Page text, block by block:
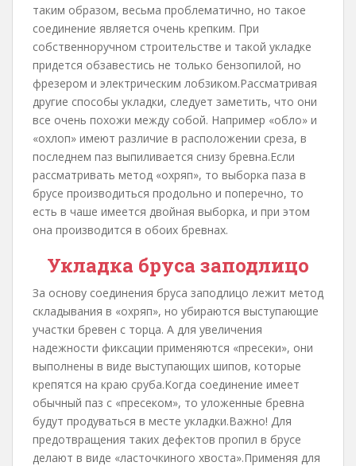
таким образом, весьма проблематично, но такое
соединение является очень крепким. При
собственноручном строительстве и такой укладке
придется обзавестись не только бензопилой, но
фрезером и электрическим лобзиком.Рассматривая
другие способы укладки, следует заметить, что они
все очень похожи между собой. Например «обло» и
«охлоп» имеют различие в расположении среза, в
последнем паз выпиливается снизу бревна.Если
рассматривать метод «охряп», то выборка паза в
брусе производиться продольно и поперечно, то
есть в чаше имеется двойная выборка, и при этом
она производится в обоих бревнах.
Укладка бруса заподлицо
За основу соединения бруса заподлицо лежит метод
складывания в «охряп», но убираются выступающие
участки бревен с торца. А для увеличения
надежности фиксации применяются «пресеки», они
выполнены в виде выступающих шипов, которые
крепятся на краю сруба.Когда соединение имеет
обычный паз с «пресеком», то уложенные бревна
будут продуваться в месте укладки.Важно! Для
предотвращения таких дефектов пропил в брусе
делают в виде «ласточкиного хвоста».Применяя для